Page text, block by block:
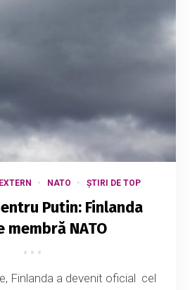
EXTERN NATO ȘTIRI DE TOP
Putin: Finlanda
membră NATO
Finlanda a devenit oficial cel